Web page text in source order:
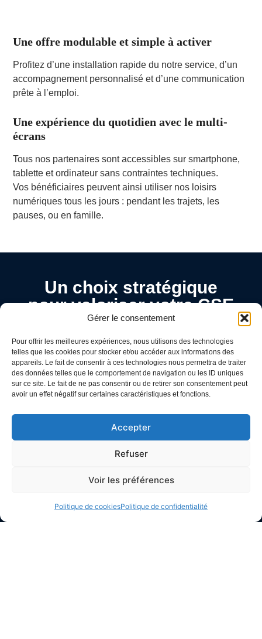
Gérer le consentement
Pour offrir les meilleures expériences, nous utilisons des technologies
telles que les cookies pour stocker et/ou accéder aux informations des
appareils. Le fait de consentir à ces technologies nous permettra de traiter
des données telles que le comportement de navigation ou les ID uniques
sur ce site. Le fait de ne pas consentir ou de retirer son consentement peut
avoir un effet négatif sur certaines caractéristiques et fonctions.
Accepter
Refuser
Voir les préférences
Politique de cookiesPolitique de confidentialité
Une offre modulable et simple à activer
Profitez d’une installation rapide du notre service, d’un
accompagnement personnalisé et d’une communication
prête à l’emploi.
Une expérience du quotidien avec le multi-
écrans
Tous nos partenaires sont accessibles sur smartphone,
tablette et ordinateur sans contraintes techniques.
Vos bénéficiaires peuvent ainsi utiliser nos loisirs
numériques tous les jours : pendant les trajets, les
pauses, ou en famille.
Un choix stratégique
pour valoriser votre CSE
Le Pack « Lire & s’informer » est une solution
de loisir numérique complète, accessible et
utile, conçue pour :
• répondre aux attentes variées des salariés,
• toucher tous les publics au quotidien,
• aider au pouvoir d'achat des familles,
Notre bibliothèque numérique CSE est un
avantage apprécié et réellement utilisé, qui
Demandez un devis et boostez votre